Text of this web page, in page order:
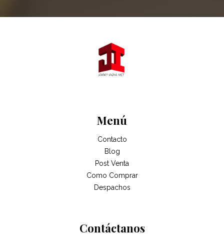
Menú
Contacto
Blog
Post Venta
Como Comprar
Despachos
Contáctanos